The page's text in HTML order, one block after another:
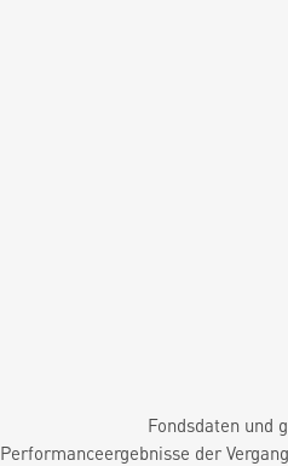
Fondsdaten und
Performanceergebnisse der